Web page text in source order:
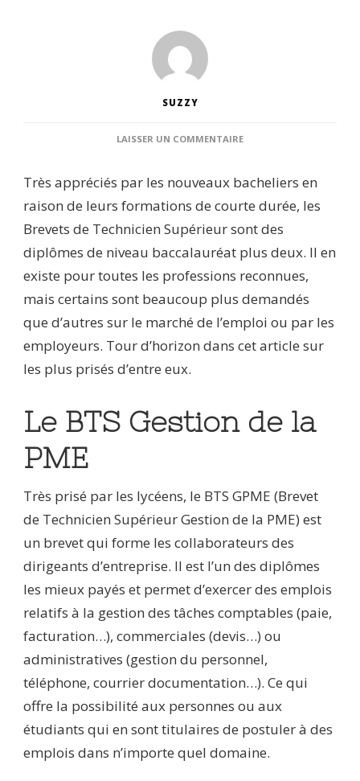
SUZZY
LAISSER UN COMMENTAIRESUR
LES
BREVETS
DE
TECHNICIEN
LES
PLUS
EN
FRANCE
Très appréciés par les nouveaux bacheliers en
raison de leurs formations de courte durée, les
Brevets de Technicien Supérieur sont des
diplômes de niveau baccalauréat plus deux. Il en
existe pour toutes les professions reconnues,
mais certains sont beaucoup plus demandés
que d’autres sur le marché de l’emploi ou par les
employeurs. Tour d’horizon dans cet article sur
les plus prisés d’entre eux.
Le BTS Gestion de la
PME
Très prisé par les lycéens, le BTS GPME (Brevet
de Technicien Supérieur Gestion de la PME) est
un brevet qui forme les collaborateurs des
dirigeants d’entreprise. Il est l’un des diplômes
les mieux payés et permet d’exercer des emplois
relatifs à la gestion des tâches comptables (paie,
facturation…), commerciales (devis…) ou
administratives (gestion du personnel,
téléphone, courrier documentation…). Ce qui
offre la possibilité aux personnes ou aux
étudiants qui en sont titulaires de postuler à des
emplois dans n’importe quel domaine.